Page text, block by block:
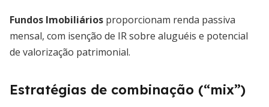
Fundos Imobiliários proporcionam renda passiva
mensal, com isenção de IR sobre aluguéis e potencial
de valorização patrimonial.
Estratégias de combinação (“mix”)